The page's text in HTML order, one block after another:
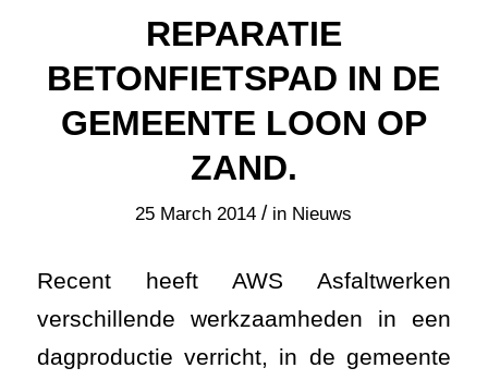
REPARATIE
BETONFIETSPAD IN DE
GEMEENTE LOON OP
ZAND.
25 March 2014 / in Nieuws
Recent heeft AWS Asfaltwerken
verschillende werkzaamheden in een
dagproductie verricht, in de gemeente